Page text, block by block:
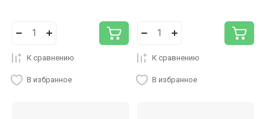
К сравнению
В избранное
К сравнению
В избранное